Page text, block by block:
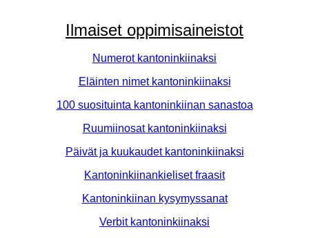
Ilmaiset oppimisaineistot
Numerot kantoninkiinaksi
Eläinten nimet kantoninkiinaksi
100 suosituinta kantoninkiinan sanastoa
Ruumiinosat kantoninkiinaksi
Päivät ja kuukaudet kantoninkiinaksi
Kantoninkiinankieliset fraasit
Kantoninkiinan kysymyssanat
Verbit kantoninkiinaksi